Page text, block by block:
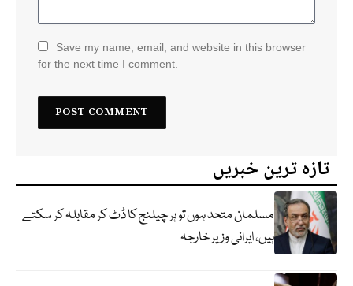
Save my name, email, and website in this browser
for the next time I comment.
تازہ ترین خبریں
مسلمان متحد ہوں تو ہر چیلنج کا ڈٹ کر مقابلہ کر سکتے
ہیں، ایرانی وزیر خارجہ